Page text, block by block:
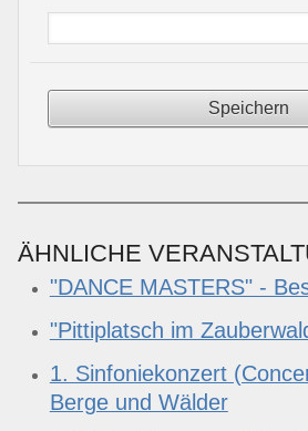
ÄHNLICHE
"DANCE MASTERS" -
"Pittiplatsch im
1. Sinfoniekonzert
Berge und Wälder